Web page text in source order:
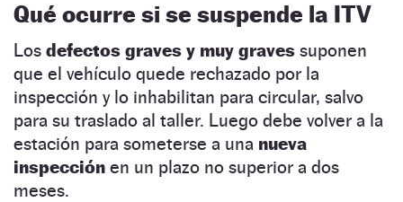
Qué ocurre si se suspende la ITV
Los defectos graves y muy graves suponen
que el vehículo quede rechazado por la
inspección y lo inhabilitan para circular, salvo
para su traslado al taller. Luego debe volver a la
estación para someterse a una nueva
inspección en un plazo no superior a dos
meses.